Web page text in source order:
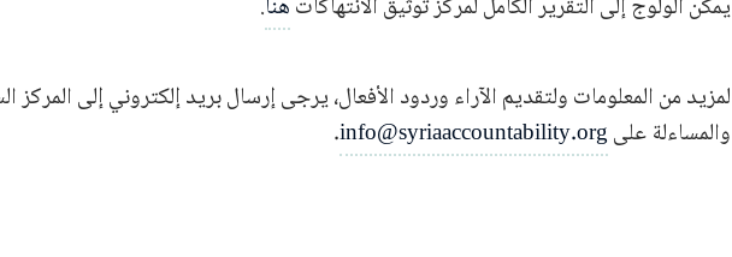
لمزيد من المعلومات ولتقديم الآراء وردود الأفعال، يرجى إرسال بريد إلكتروني إلى المركز
والمساءلة علىinfo@syriaaccountability.org
.